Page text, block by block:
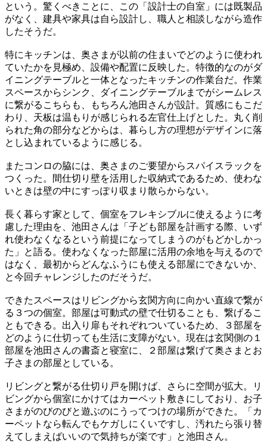
という。驚くべきことに、この「設計士の自室」には既製品
がなく、建具や家具は自ら設計し、職人と相談しながら造作
したそうだ。
特にキッチンは、奥さまが以前の住まいでどのように使われ
ていたかを見極め、設備や配置に反映した。特徴的なのがダ
イニングテーブルと一体となったキッチンの作業台だ。作業
スペースからシンク、ダイニングテーブルまでがシームレス
に繋がるこちらも、もちろん池田さんが設計。質感にもこだ
わり、天板は温もりが感じられる左官仕上げとした。丸く削
られた角の部分などからは、暮らし方の理想がデザインに落
とし込まれているように感じる。
またコンロの脇には、奥さまのご要望からスパイスラックを
つくった。間仕切り壁を活用した収納式であるため、使わな
いときは壁の中にすっぽり収まり散らからない。
長く暮らす家として、個室をフレキシブルに使えるように考
慮した理由を、池田さんは「子ども部屋を計画する際、いず
れ使わなくなるという前提になってしまうのがもどかしかっ
た」と語る。使わなくなった部屋に活用の余地を与えるので
はなく、最初からどんなふうにも使える部屋にできないか、
と今回チャレンジしたのだそうだ。
できたスペースはリビングから玄関方向に向かい直線で繋が
る３つの個室。部屋は可動式の壁で仕切ることも、繋げるこ
ともできる。出入り扉もそれぞれついているため、３部屋を
どのように仕切っても生活に支障がない。現在は玄関側の１
部屋を池田さんの書斎と寝室に、２部屋は繋げて奥さまとお
子さまの部屋としている。
リビングと繋がる仕切り戸を開けば、さらに空間が拡大。リ
ビングから個室にかけてはカーペット敷きにしており、お子
さまがのびのびと遊ぶのにうってつけの場所ができた。「カ
ーペットなら転んでもケガしにくいですし、汚れたら張り替
えてしまえばいいので気持ちが楽です」と池田さん。